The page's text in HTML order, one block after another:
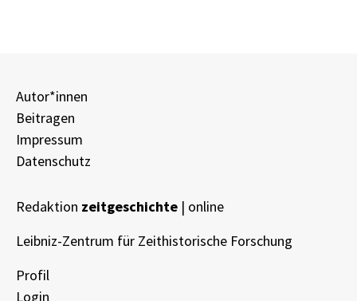
Autor*innen
Beitragen
Impressum
Datenschutz
Redaktion zeitgeschichte | online
Leibniz-Zentrum für Zeithistorische Forschung
Profil
Login